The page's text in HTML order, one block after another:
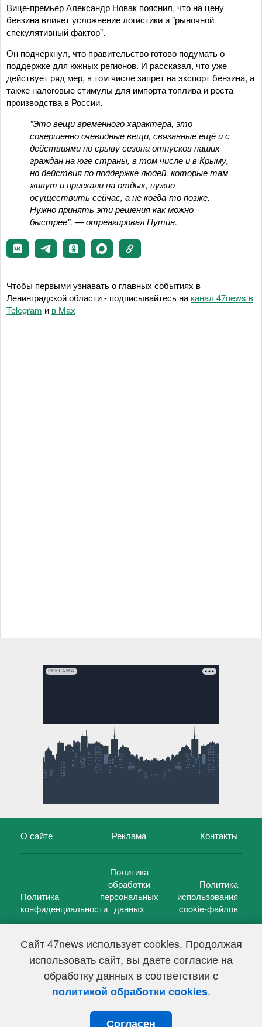
Сайт 47news использует cookies. Продолжая
использовать сайт, вы даете согласие на
обработку данных в соответствии с
политикой обработки cookies.
Согласен
Вице-премьер Александр Новак пояснил, что на цену
бензина влияет усложнение логистики и "рыночной
спекулятивный фактор".
Он подчеркнул, что правительство готово подумать о
поддержке для южных регионов. И рассказал, что уже
действует ряд мер, в том числе запрет на экспорт бензина, а
также налоговые стимулы для импорта топлива и роста
производства в России.
"Это вещи временного характера, это
совершенно очевидные вещи, связанные ещё и с
действиями по срыву сезона отпусков наших
граждан на юге страны, в том числе и в Крыму,
но действия по поддержке людей, которые там
живут и приехали на отдых, нужно
осуществить сейчас, а не когда-то позже.
Нужно принять эти решения как можно
быстрее", — отреагировал Путин.
Чтобы первыми узнавать о главных событиях в
Ленинградской области - подписывайтесь на канал 47news в
Telegram и в Maх
РЕКЛАМА
О сайте Реклама Контакты
Политика
конфиденциальности
Политика
обработки
персональных
данных
Политика
использования
cookie-файлов
47 новостей (47 news)2005 — 2026 г.
Свидетельство о регистрации СМИ Эл № ФС 77-39848, выдано
Федеральной службой по надзору в сфере связи,
информационных технологий и массовых коммуникаций